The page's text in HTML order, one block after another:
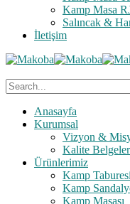
Kamp Masa
Salıncak &
İletişim
Anasayfa
Kurumsal
Vizyon &
Kalite
Ürünlerimiz
Kamp Taburesi
Kamp
Kamp Masası